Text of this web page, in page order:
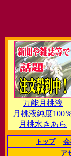
万能月桃液
月桃液純度100
月桃水きあら
トップ
ア